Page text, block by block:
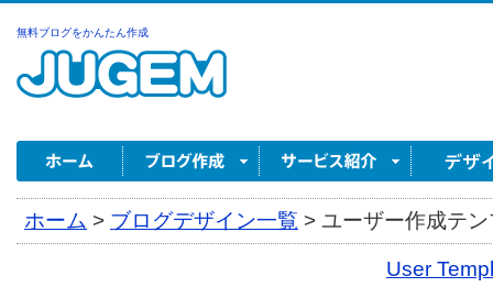
無料ブログをかんたん作成
ホーム > ブログデザイン一覧 > ユーザー作成テ
User